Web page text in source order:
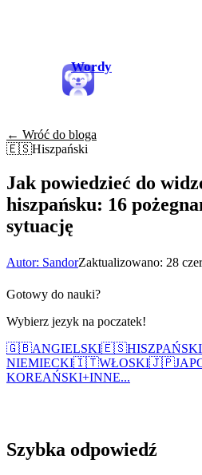
Wordy
← Wróć do bloga
🇪🇸Hiszpański
Jak powiedzieć do
hiszpańsku: 16
sytuację
Autor: SandorZaktualizowano: 28
Gotowy do nauki?
Wybierz jezyk na poczatek!
🇬🇧ANGIELSKI🇪🇸HISZPAŃSKI
NIEMIECKI🇮🇹WŁOSKI🇯🇵
KOREAŃSKI+INNE...
Szybka odpowiedź